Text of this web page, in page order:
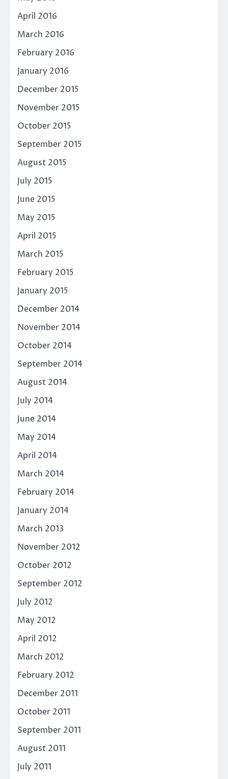
April 2016
March 2016
February 2016
January 2016
December 2015
November 2015
October 2015
September 2015
August 2015
July 2015
June 2015
May 2015
April 2015
March 2015
February 2015
January 2015
December 2014
November 2014
October 2014
September 2014
August 2014
July 2014
June 2014
May 2014
April 2014
March 2014
February 2014
January 2014
March 2013
November 2012
October 2012
September 2012
July 2012
May 2012
April 2012
March 2012
February 2012
December 2011
October 2011
September 2011
August 2011
July 2011